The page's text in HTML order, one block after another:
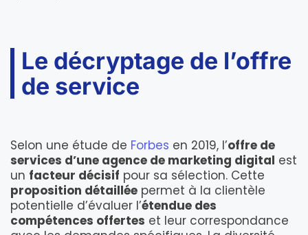
Le décryptage de l’offre
de service
Selon une étude de Forbes en 2019, l’offre de
services d’une agence de marketing digital est
un facteur décisif pour sa sélection. Cette
proposition détaillée permet à la clientèle
potentielle d’évaluer l’étendue des
compétences offertes et leur correspondance